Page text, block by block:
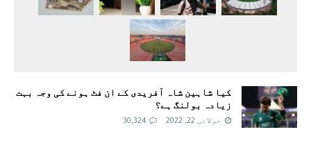
کیا شاہین شاہ آفریدی کے ان فٹ ہونے کی وجہ بہت
زیادہ بولنگ ہے؟
جولائی 22, 2022 30,324